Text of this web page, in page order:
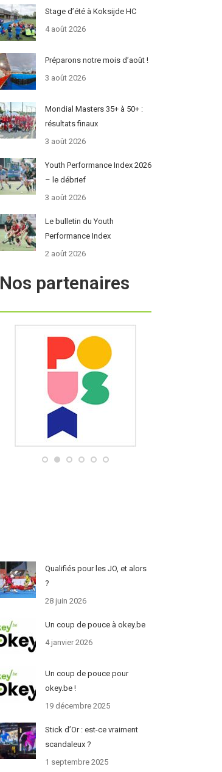
Stage d’été à Koksijde HC
4 août 2026
Préparons notre mois d’août !
3 août 2026
Mondial Masters 35+ à 50+ :
résultats finaux
3 août 2026
Youth Performance Index 2026
– le débrief
3 août 2026
Le bulletin du Youth
Performance Index
2 août 2026
Nos partenaires
Qualifiés pour les JO, et alors
?
28 juin 2026
Un coup de pouce à okey.be
4 janvier 2026
Un coup de pouce pour
okey.be !
19 décembre 2025
Stick d’Or : est-ce vraiment
scandaleux ?
1 septembre 2025